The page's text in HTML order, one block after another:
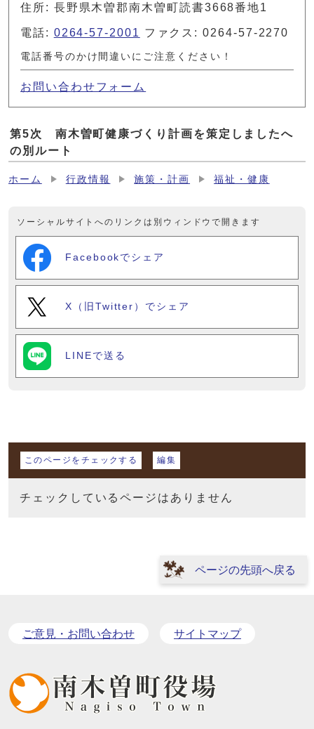
住所: 長野県木曽郡南木曽町読書3668番地1
電話: 0264-57-2001 ファクス: 0264-57-2270
電話番号のかけ間違いにご注意ください！
お問い合わせフォーム
第5次 南木曽町健康づくり計画を策定しましたへ
の別ルート
ホーム 行政情報 施策・計画 福祉・健康
ソーシャルサイトへのリンクは別ウィンドウで開きます
Facebookでシェア
X（旧Twitter）でシェア
LINEで送る
マイページ
このページをチェックする 編集
チェックしているページはありません
ページの先頭へ戻る
ご意見・お問い合わせ サイトマップ